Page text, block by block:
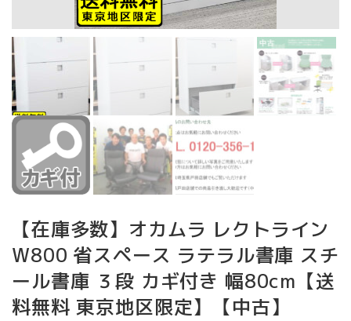
【在庫多数】オカムラ レクトライン
W800 省スペース ラテラル書庫 スチ
ール書庫 ３段 カギ付き 幅80cm【送
料無料 東京地区限定】【中古】